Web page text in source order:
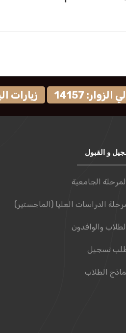
14157 زيارات
و القبول
الجامعية
الدراسات العليا (الماجستير)
والوافدون
تسجيل
الطلاب